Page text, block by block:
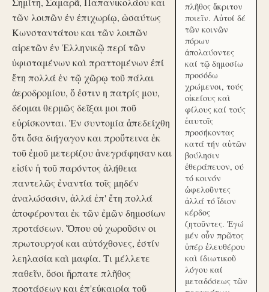
τῶν λοιπῶν ἐν ἐπιχωρίῳ, ὡσαύτως
Κωνσταντάτου και τῶν λοιπῶν
αἱρετῶν ἐν Ἑλληνικῷ περί τῶν
ὑφισταμένων καὶ πραττομένων ἐπί
ἔτη πολλά ἐν τῷ χῶρῳ τοῦ πάλαι
ἀεροδρομίου, ὅ ἐστιν η πατρίς μου,
δέομαι θερμῶς δεῖξαι μοι ποῦ
εὑρίσκονται. Ἐν συντομία ἀπεδείχθη
ὅτι ὅσα διήγαγον και προὔτεινα ἐκ
τοῦ ἐμοῦ μετερίζου ἀνεγράφησαν και
εἰσίν ἡ τοῦ παρόντος ἀλήθεια
παντελῶς ἐναντία τοῖς μηδέν
ἀναλώσασιν, ἀλλά ἐπ' ἔτη πολλά
ἀποφέρονται ἐκ τῶν ἐμῶν δημοσίων
προτάσεων. Ὅπου οὐ χωροῦσιν οι
πρωτουργοί και αὐτόχθονες, ἐστίν
λεηλασία καὶ μαφία. Τι μέλλετε
παθεῖν, ὅσοι ἥρπατε πλῆθος
προτάσεων και ἐπ'εὐκαιρία τοῦ
πλῆθος ἄκριτον
ποιεῖν. Αὐτοί δέ
τῶν κοινῶν
πόρων
ἀπολαύοντες
καί τῷ δημοσίω
προσόδω
χρώμενοι, τούς
οἰκείους καὶ
φίλους καί τούς
ἑαυτοῖς
προσήκοντας
κατά τήν αὑτῶν
βούλησιν
ἐθεράπευον, ού
τό κοινόν
ὠφελοῦντες
ἀλλά τό ἴδιον
κέρδος
ζητοῦντες. Ἐγώ
μέν οὖν πρῶτος
ὑπέρ ἐλευθέρου
καὶ ίδιωτικοῦ
λόγου καί
μεταδόσεως τῶν